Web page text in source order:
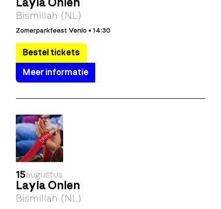
Layla Önlen
Bismillah (NL)
Zomerparkfeest Venlo • 14:30
Bestel tickets
Meer informatie
15augustus
Layla Önlen
Bismillah (NL)